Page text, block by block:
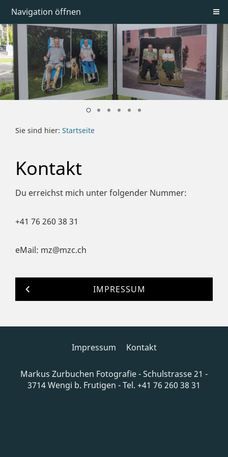
Navigation öffnen
Sie sind hier: Startseite
Kontakt
Du erreichst mich unter folgender Nummer:
+41 76 260 38 31
eMail: mz@mzc.ch
IMPRESSUM
Impressum Kontakt
Markus Zurbuchen Fotografie - Schulstrasse 21 -
3714 Wengi b. Frutigen - Tel. +41 76 260 38 31